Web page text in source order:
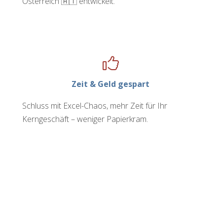
Zeit & Geld gespart
Schluss mit Excel-Chaos, mehr Zeit für Ihr
Kerngeschäft – weniger Papierkram.